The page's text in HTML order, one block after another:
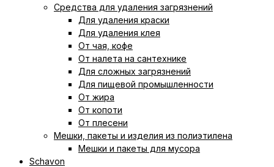
Средства для удаления загрязнений
Для удаления краски
Для удаления клея
От чая, кофе
От налета на сантехнике
Для сложных загрязнений
Для пищевой промышленности
От жира
От копоти
От плесени
Мешки, пакеты и изделия из полиэтилена
Мешки и пакеты для мусора
Schavon